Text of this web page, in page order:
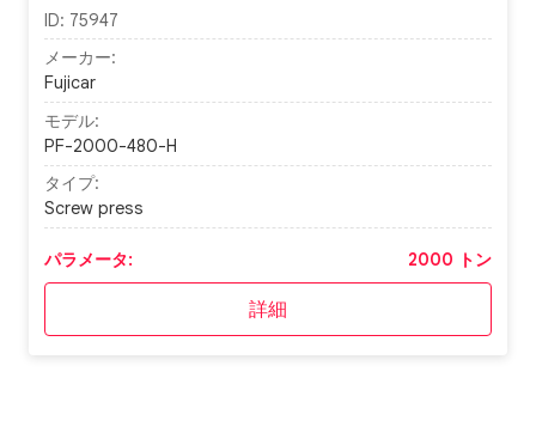
ID: 75947
メーカー:
Fujicar
モデル:
PF-2000-480-H
タイプ:
Screw press
パラメータ: 2000 トン
詳細